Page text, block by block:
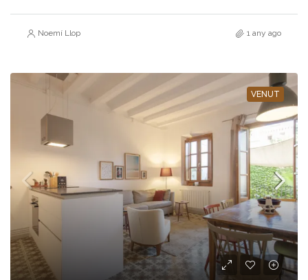
Noemí Llop 1 any ago
VENUT